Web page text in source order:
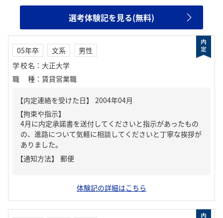
選考体験記を見る(無料)
05年卒 文系
男性
学校名 ： 大正大学
職種 ： 賃貸営業職
【内定連絡を受けた日】
2004年04月
【拘束や指示】
4月に内定承諾書を送付してくださいと指示があったもの
の、進路について気軽に相談してくださいと丁寧な挨拶が
ありました。
【通知方法】
郵便
体験記の詳細はこちら